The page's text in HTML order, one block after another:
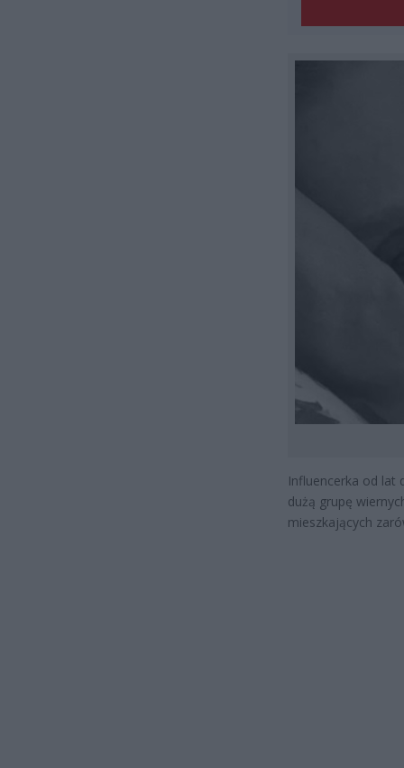
Influencerka od lat
dużą grupę
mieszkających